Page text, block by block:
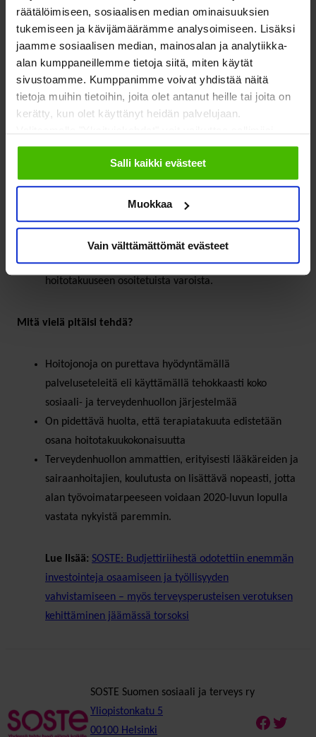
räätälöimiseen, sosiaalisen median ominaisuuksien
tukemiseen ja kävijämäärämme analysoimiseen. Lisäksi
jaamme sosiaalisen median, mainosalan ja analytiikka-
alan kumppaneillemme tietoja siitä, miten käytät
sivustoamme. Kumppanimme voivat yhdistää näitä
tietoja muihin tietoihin, joita olet antanut heille tai joita on
kerätty, kun olet käyttänyt heidän palvelujaan.
evästeisiin.
Salli kaikki evästeet
Muokkaa
Vain välttämättömät evästeet
vapaaehtoisuuteen pohjautuen, mutta hoitotakuuta
tukeva lainsäädäntö tullaan rakentamaan vielä tämän
hallituskauden aikana.
Lastensuojelun sosiaalityöntekijöiden
henkilöstömitoitusta tiukennetaan. Asiakasmäärän
rajaaminen edistää lapsen edun toteutumista
edistämällä sosiaalityön saatavuutta, laatua ja
Mitä huonoa tai epäselvää?
Terapiatakuulle ei osoitettu erikseen rahaa. On
epäselvää, voiko terapiatakuu toteutua osana
hoitotakuun tiukentamista ja riittääkö sille rahoitusta
hoitotakuuseen osoitetuista varoista.
Mitä vielä pitäisi tehdä?
Hoitojonoja on purettava hyödyntämällä
palveluseteleitä eli käyttämällä tehokkaasti koko
sosiaali- ja terveydenhuollon järjestelmää
On pidettävä huolta, että terapiatakuuta edistetään
osana hoitotakuukokonaisuutta
Terveydenhuollon ammattien, erityisesti lääkäreiden ja
sairaanhoitajien, koulutusta on lisättävä nopeasti, jotta
alan työvoimatarpeeseen voidaan 2020-luvun lopulla
vastata nykyistä paremmin.
Lue lisää: SOSTE: Budjettiriihestä odotettiin enemmän
investointeja osaamiseen ja työllisyyden
vahvistamiseen – myös terveysperusteisen verotuksen
kehittäminen jäämässä torsoksi
SOSTE Suomen sosiaali ja terveys ry
Yliopistonkatu 5
00100 Helsinki